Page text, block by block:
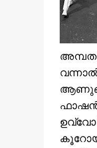
അമ്പതു
ഫാഷന്‍
ഉവ്വോ